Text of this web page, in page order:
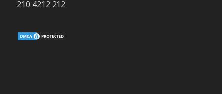
210 4212 212